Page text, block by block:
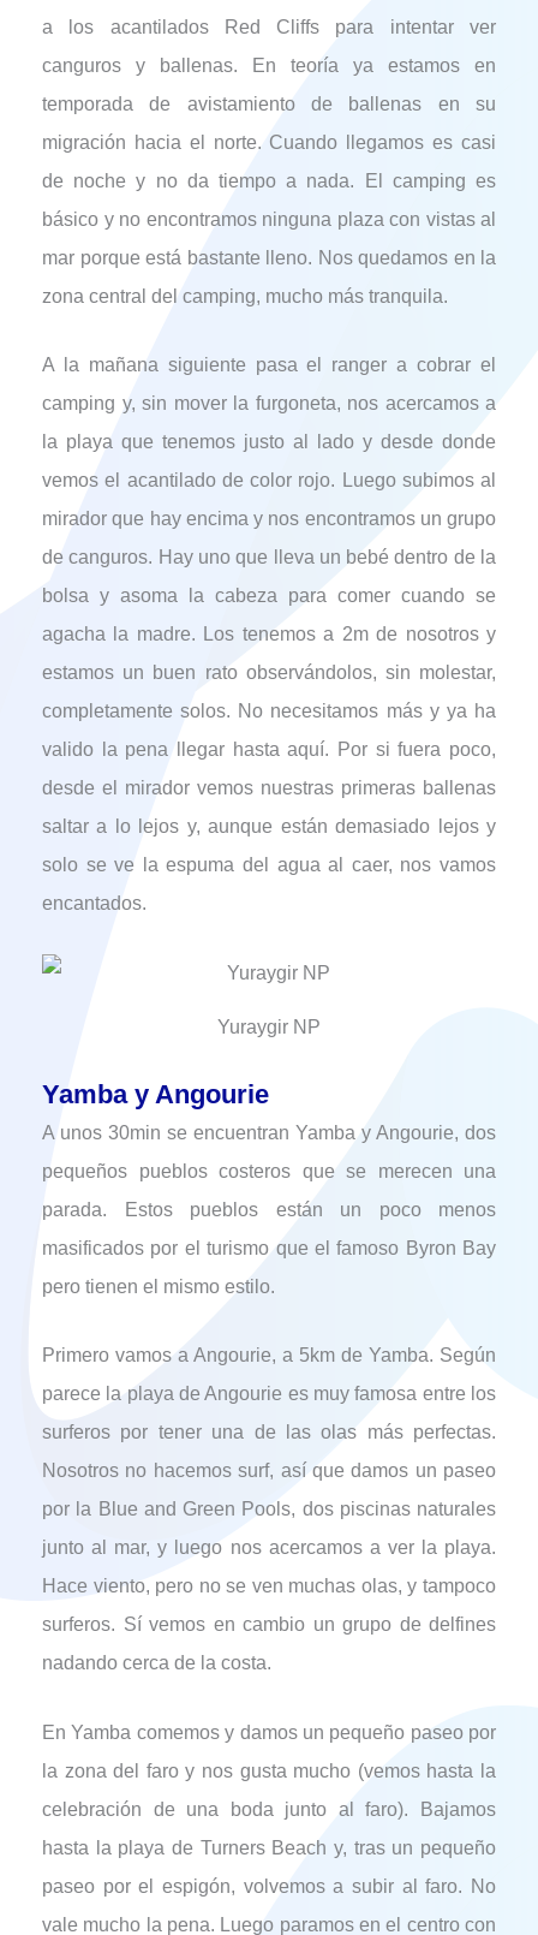
a los acantilados Red Cliffs para intentar ver
canguros y ballenas. En teoría ya estamos en
temporada de avistamiento de ballenas en su
migración hacia el norte. Cuando llegamos es casi
de noche y no da tiempo a nada. El camping es
básico y no encontramos ninguna plaza con vistas al
mar porque está bastante lleno. Nos quedamos en la
zona central del camping, mucho más tranquila.
A la mañana siguiente pasa el ranger a cobrar el
camping y, sin mover la furgoneta, nos acercamos a
la playa que tenemos justo al lado y desde donde
vemos el acantilado de color rojo. Luego subimos al
mirador que hay encima y nos encontramos un grupo
de canguros. Hay uno que lleva un bebé dentro de la
bolsa y asoma la cabeza para comer cuando se
agacha la madre. Los tenemos a 2m de nosotros y
estamos un buen rato observándolos, sin molestar,
completamente solos. No necesitamos más y ya ha
valido la pena llegar hasta aquí. Por si fuera poco,
desde el mirador vemos nuestras primeras ballenas
saltar a lo lejos y, aunque están demasiado lejos y
solo se ve la espuma del agua al caer, nos vamos
encantados.
Yuraygir NP
Yamba y Angourie
A unos 30min se encuentran Yamba y Angourie, dos
pequeños pueblos costeros que se merecen una
parada. Estos pueblos están un poco menos
masificados por el turismo que el famoso Byron Bay
pero tienen el mismo estilo.
Primero vamos a Angourie, a 5km de Yamba. Según
parece la playa de Angourie es muy famosa entre los
surferos por tener una de las olas más perfectas.
Nosotros no hacemos surf, así que damos un paseo
por la Blue and Green Pools, dos piscinas naturales
junto al mar, y luego nos acercamos a ver la playa.
Hace viento, pero no se ven muchas olas, y tampoco
surferos. Sí vemos en cambio un grupo de delfines
nadando cerca de la costa.
En Yamba comemos y damos un pequeño paseo por
la zona del faro y nos gusta mucho (vemos hasta la
celebración de una boda junto al faro). Bajamos
hasta la playa de Turners Beach y, tras un pequeño
paseo por el espigón, volvemos a subir al faro. No
vale mucho la pena. Luego paramos en el centro con